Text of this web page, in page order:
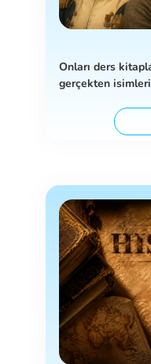
Onları ders
gerçekten